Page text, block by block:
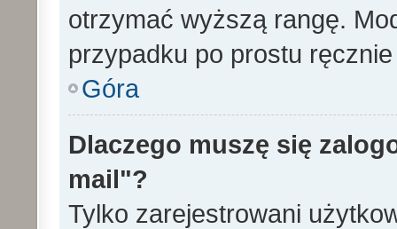
otrzymać wyższą rangę.
przypadku po prostu
Góra
Dlaczego muszę się
mail"?
Tylko zarejestrowani